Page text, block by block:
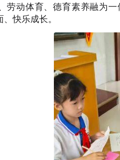
劳动体育、德育素养融为
快乐成长。